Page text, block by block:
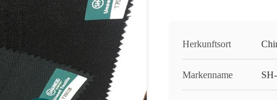
Herkunftsort
Markenname